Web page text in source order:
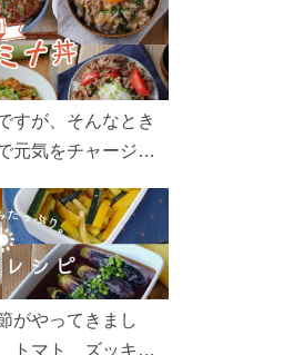
のこだわりまで。
なるコンテンツを
。
すが、そんなとき
元気をチャージ！
き飛ばしましょ
がやってきまし
トマト、ズッキー